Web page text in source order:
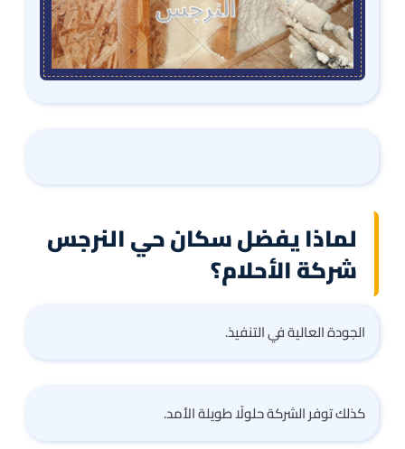
لماذا يفضل سكان حي النرجس
شركة الأحلام؟
الجودة العالية في التنفيذ.
كذلك توفر الشركة حلولًا طويلة الأمد.